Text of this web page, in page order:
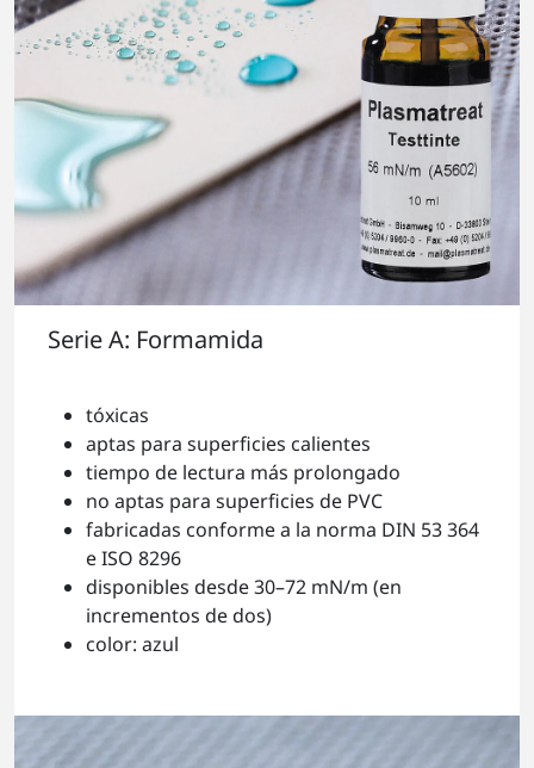
Serie A: Formamida
tóxicas
aptas para superficies calientes
tiempo de lectura más prolongado
no aptas para superficies de PVC
fabricadas conforme a la norma DIN 53 364
e ISO 8296
disponibles desde 30–72 mN/m (en
incrementos de dos)
color: azul